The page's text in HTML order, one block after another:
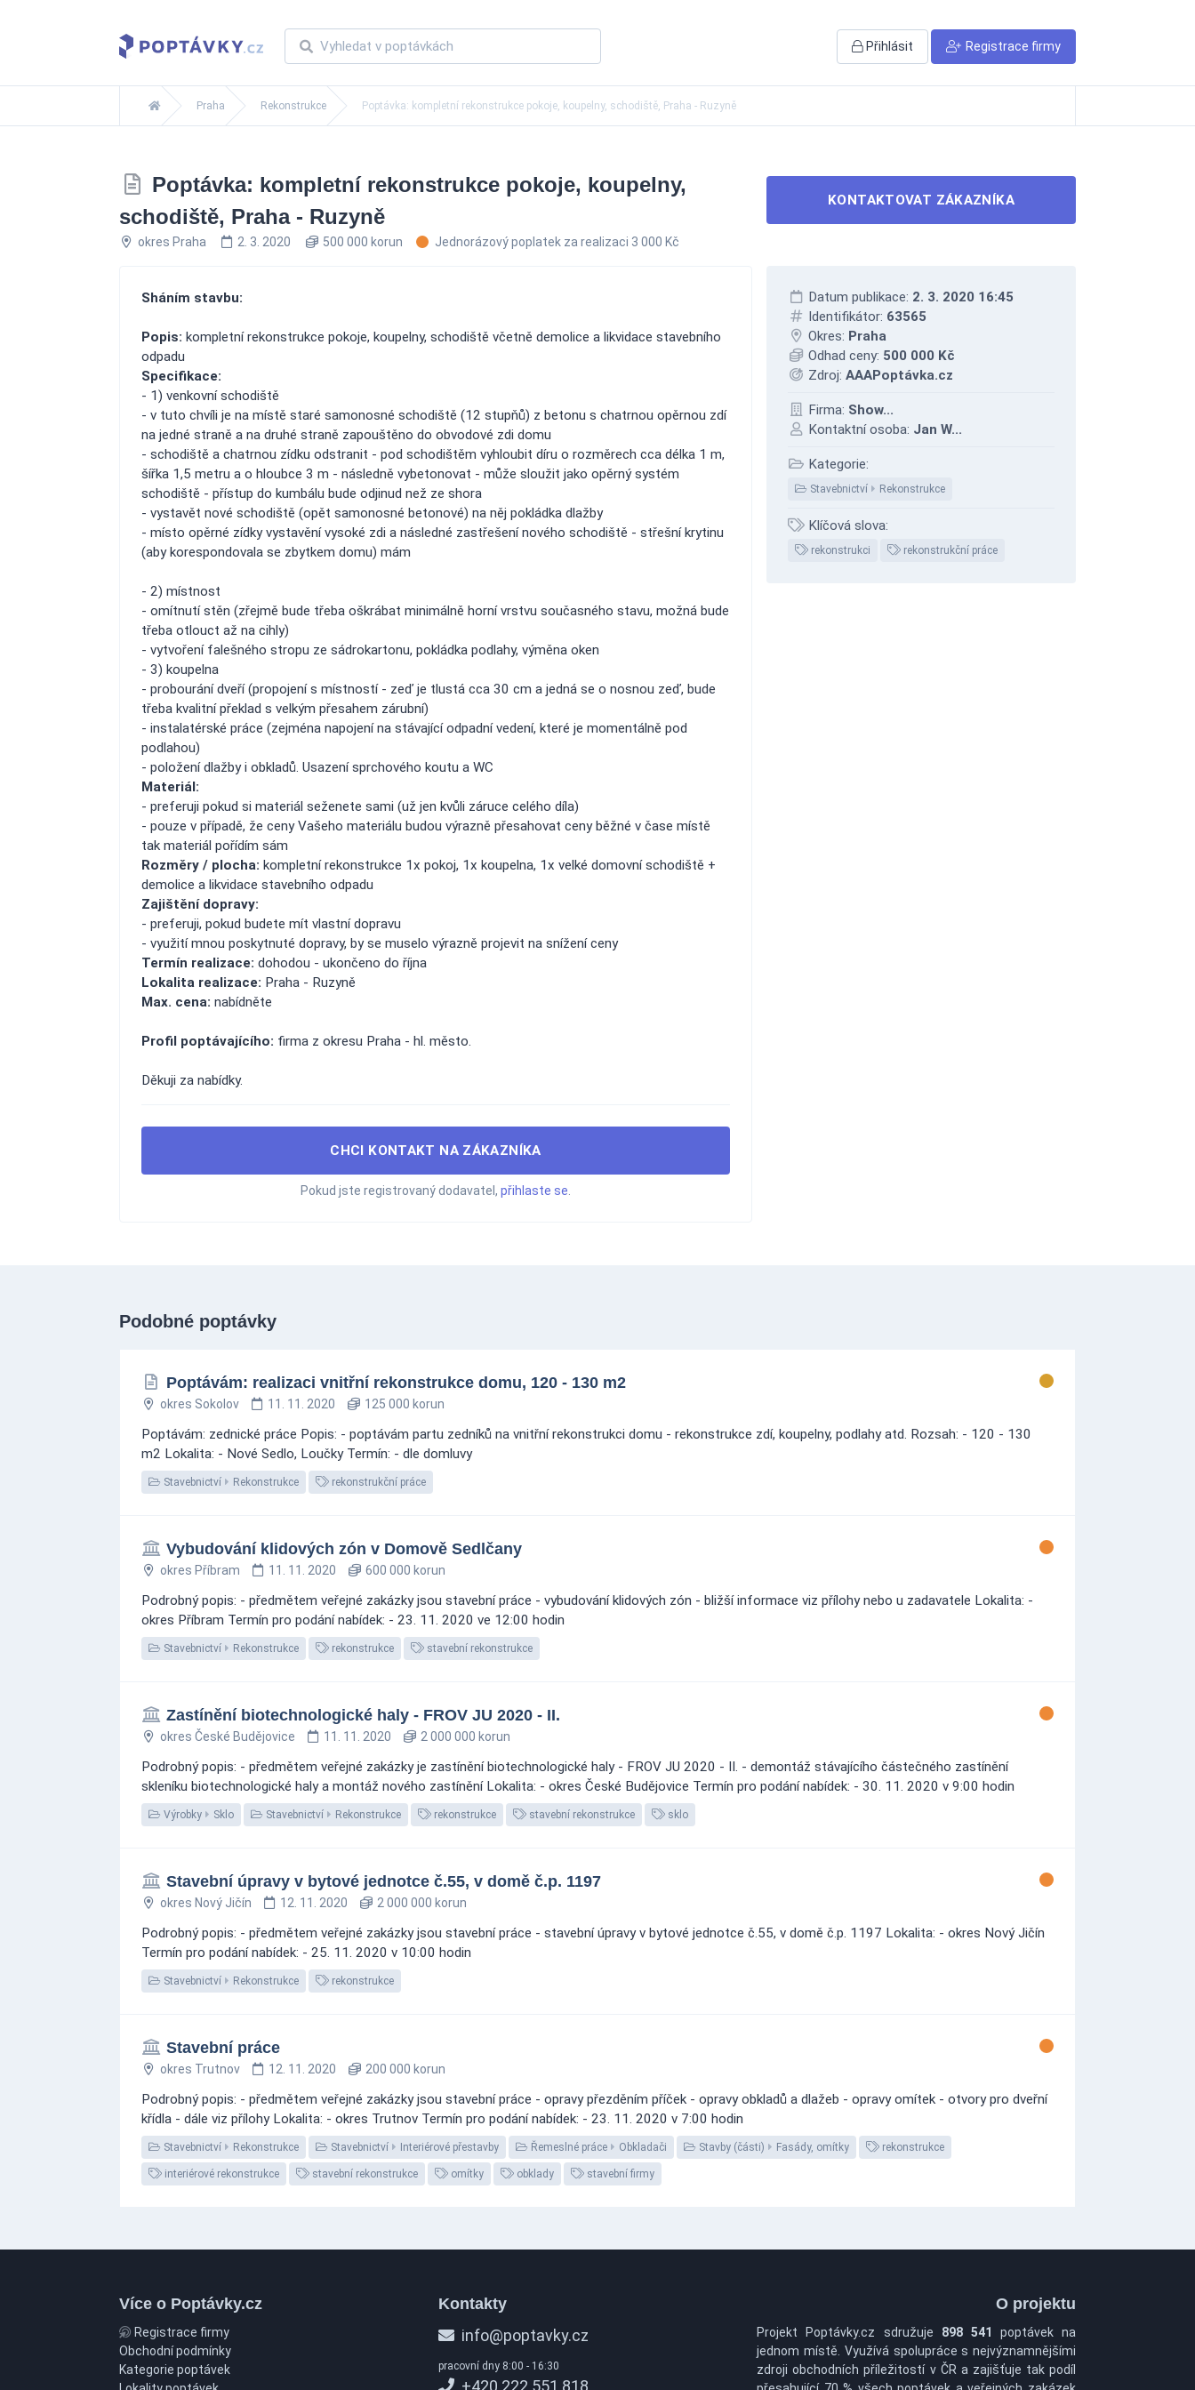
Přihlásit Registrace firmy
Praha Rekonstrukce Poptávka: kompletní rekonstrukce pokoje, koupelny, schodiště, Praha - Ruzyně
Poptávka: kompletní rekonstrukce pokoje, koupelny,
schodiště, Praha - Ruzyně
okres Praha 2. 3. 2020 500 000 korun Jednorázový poplatek za realizaci 3 000 Kč
KONTAKTOVAT ZÁKAZNÍKA
Sháním stavbu:
Popis: kompletní rekonstrukce pokoje, koupelny, schodiště včetně demolice a likvidace stavebního
odpadu
Specifikace:
- 1) venkovní schodiště
- v tuto chvíli je na místě staré samonosné schodiště (12 stupňů) z betonu s chatrnou opěrnou zdí
na jedné straně a na druhé straně zapouštěno do obvodové zdi domu
- schodiště a chatrnou zídku odstranit - pod schodištěm vyhloubit díru o rozměrech cca délka 1 m,
šířka 1,5 metru a o hloubce 3 m - následně vybetonovat - může sloužit jako opěrný systém
schodiště - přístup do kumbálu bude odjinud než ze shora
- vystavět nové schodiště (opět samonosné betonové) na něj pokládka dlažby
- místo opěrné zídky vystavění vysoké zdi a následné zastřešení nového schodiště - střešní krytinu
(aby korespondovala se zbytkem domu) mám
- 2) místnost
- omítnutí stěn (zřejmě bude třeba oškrábat minimálně horní vrstvu současného stavu, možná bude
třeba otlouct až na cihly)
- vytvoření falešného stropu ze sádrokartonu, pokládka podlahy, výměna oken
- 3) koupelna
- probourání dveří (propojení s místností - zeď je tlustá cca 30 cm a jedná se o nosnou zeď, bude
třeba kvalitní překlad s velkým přesahem zárubní)
- instalatérské práce (zejména napojení na stávající odpadní vedení, které je momentálně pod
podlahou)
- položení dlažby i obkladů. Usazení sprchového koutu a WC
Materiál:
- preferuji pokud si materiál seženete sami (už jen kvůli záruce celého díla)
- pouze v případě, že ceny Vašeho materiálu budou výrazně přesahovat ceny běžné v čase místě
tak materiál pořídím sám
Rozměry / plocha: kompletní rekonstrukce 1x pokoj, 1x koupelna, 1x velké domovní schodiště +
demolice a likvidace stavebního odpadu
Zajištění dopravy:
- preferuji, pokud budete mít vlastní dopravu
- využití mnou poskytnuté dopravy, by se muselo výrazně projevit na snížení ceny
Termín realizace: dohodou - ukončeno do října
Lokalita realizace: Praha - Ruzyně
Max. cena: nabídněte
Profil poptávajícího: firma z okresu Praha - hl. město.
Děkuji za nabídky.
CHCI KONTAKT NA ZÁKAZNÍKA
Pokud jste registrovaný dodavatel, přihlaste se
Datum publikace: 2. 3. 2020 16:45
Identifikátor: 63565
Okres: Praha
Odhad ceny: 500 000 Kč
Zdroj: AAAPoptávka.cz
Firma: Show...
Kontaktní osoba: Jan W...
Kategorie:
Stavebnictví Rekonstrukce
Klíčová slova:
rekonstrukci rekonstrukční práce
Podobné poptávky
Poptávám: realizaci vnitřní rekonstrukce domu, 120 - 130 m2
okres Sokolov 11. 11. 2020 125 000 korun
Poptávám: zednické práce Popis: - poptávám partu zedníků na vnitřní rekonstrukci domu - rekonstrukce zdí, koupelny, podlahy atd. Rozsah: - 120 - 130
m2 Lokalita: - Nové Sedlo, Loučky Termín: - dle domluvy
Stavebnictví Rekonstrukce rekonstrukční práce
Vybudování klidových zón v Domově Sedlčany
okres Příbram 11. 11. 2020 600 000 korun
Podrobný popis: - předmětem veřejné zakázky jsou stavební práce - vybudování klidových zón - bližší informace viz přílohy nebo u zadavatele Lokalita: -
okres Příbram Termín pro podání nabídek: - 23. 11. 2020 ve 12:00 hodin
Stavebnictví Rekonstrukce rekonstrukce stavební rekonstrukce
Zastínění biotechnologické haly - FROV JU 2020 - II.
okres České Budějovice 11. 11. 2020 2 000 000 korun
Podrobný popis: - předmětem veřejné zakázky je zastínění biotechnologické haly - FROV JU 2020 - II. - demontáž stávajícího částečného zastínění
skleníku biotechnologické haly a montáž nového zastínění Lokalita: - okres České Budějovice Termín pro podání nabídek: - 30. 11. 2020 v 9:00 hodin
Výrobky Sklo Stavebnictví Rekonstrukce rekonstrukce stavební rekonstrukce sklo
Stavební úpravy v bytové jednotce č.55, v domě č.p. 1197
okres Nový Jičín 12. 11. 2020 2 000 000 korun
Podrobný popis: - předmětem veřejné zakázky jsou stavební práce - stavební úpravy v bytové jednotce č.55, v domě č.p. 1197 Lokalita: - okres Nový Jičín
Termín pro podání nabídek: - 25. 11. 2020 v 10:00 hodin
Stavebnictví Rekonstrukce rekonstrukce
Stavební práce
okres Trutnov 12. 11. 2020 200 000 korun
Podrobný popis: - předmětem veřejné zakázky jsou stavební práce - opravy přezděním příček - opravy obkladů a dlažeb - opravy omítek - otvory pro dveřní
křídla - dále viz přílohy Lokalita: - okres Trutnov Termín pro podání nabídek: - 23. 11. 2020 v 7:00 hodin
Stavebnictví Rekonstrukce Stavebnictví Interiérové přestavby Řemeslné práce Obkladači Stavby (části) Fasády, omítky rekonstrukce
interiérové rekonstrukce stavební rekonstrukce omítky obklady stavební firmy
Více o Poptávky.cz
Registrace firmy
Obchodní podmínky
Kategorie poptávek
Kontakty
info@poptavky.cz
pracovní dny 8:00 - 16:30
+420 222 551 818
O projektu
Projekt Poptávky.cz sdružuje 898 541
poptávek na
jednom místě. Využívá spolupráce s nejvýznamnějšími
zdroji obchodních příležitostí v ČR a zajišťuje tak podíl